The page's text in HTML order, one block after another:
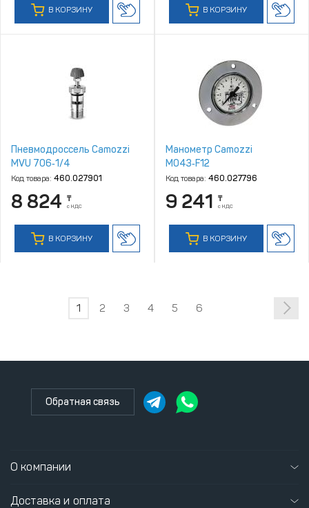
В КОРЗИНУ В КОРЗИНУ
Пневмодроссель Camozzi
MVU 706‑1/4
Код товара: 460.027901
8 824 ₸
с НДС
В КОРЗИНУ
Манометр Camozzi
M043‑F12
Код товара: 460.027796
9 241 ₸
с НДС
В КОРЗИНУ
1 2 3 4 5 6
Обратная связь
О компании
Доставка и оплата